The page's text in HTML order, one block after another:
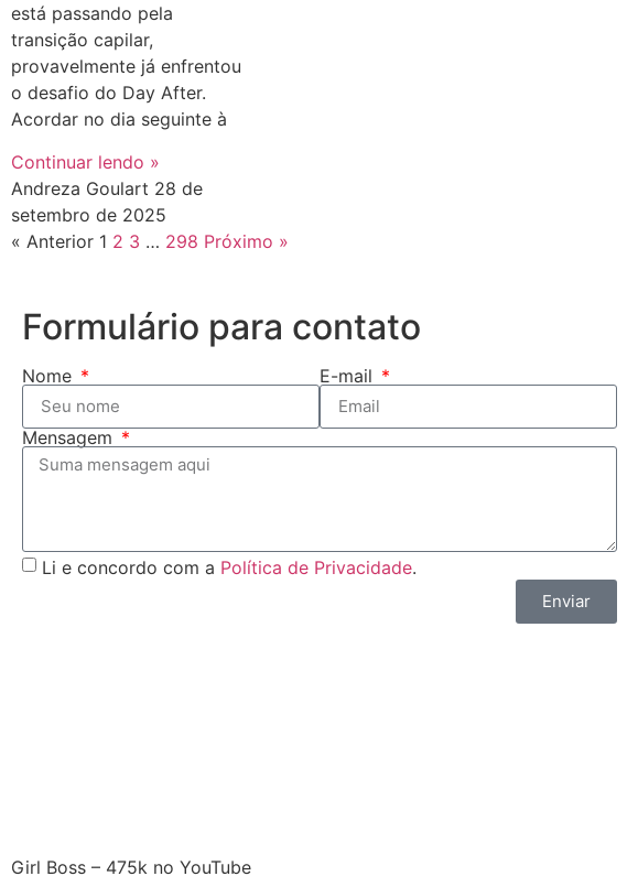
está passando pela
transição capilar,
provavelmente já enfrentou
o desafio do Day After.
Acordar no dia seguinte à
Continuar lendo »
Andreza Goulart 28 de
setembro de 2025
« Anterior 1 2 3 … 298 Próximo »
Formulário para contato
Nome E-mail
Mensagem
Li e concordo com a Política de Privacidade.
Enviar
Girl Boss – 475k no YouTube